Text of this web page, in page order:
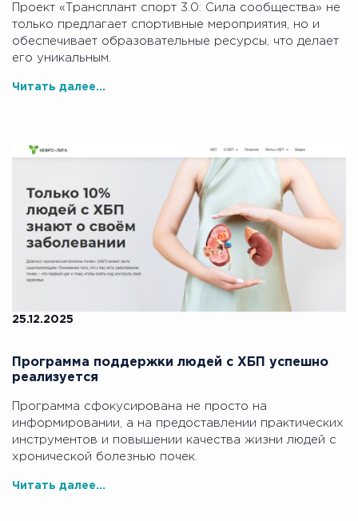
Проект «Трансплант спорт 3.0: Сила сообщества» не
только предлагает спортивные мероприятия, но и
обеспечивает образовательные ресурсы, что делает
его уникальным.
Читать далее...
25.12.2025
Программа поддержки людей с ХБП успешно
реализуется
Программа сфокусирована не просто на
информировании, а на предоставлении практических
инструментов и повышении качества жизни людей с
хронической болезнью почек.
Читать далее...